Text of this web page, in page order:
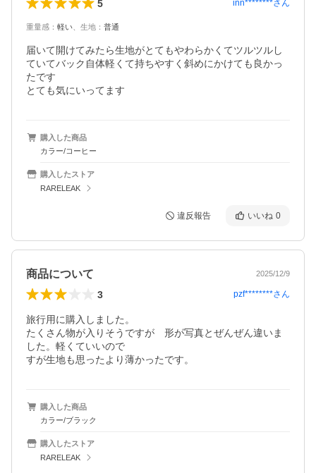
5 inn********さん
重量感 ： 軽い 生地 ： 普通
届いて開けてみたら生地がとてもやわらかくてツルツルし
ていてバック自体軽くて持ちやすく斜めにかけても良かっ
たです
とても気にいってます
購入した商品
カラー/コーヒー
購入したストア
RARELEAK
違反報告 いいね 0
商品について 2025/12/9
3 pzf********さん
旅行用に購入しました。
たくさん物が入りそうですが　形が写真とぜんぜん違いま
した。軽くていいので
すが生地も思ったより薄かったです。
購入した商品
カラー/ブラック
購入したストア
RARELEAK